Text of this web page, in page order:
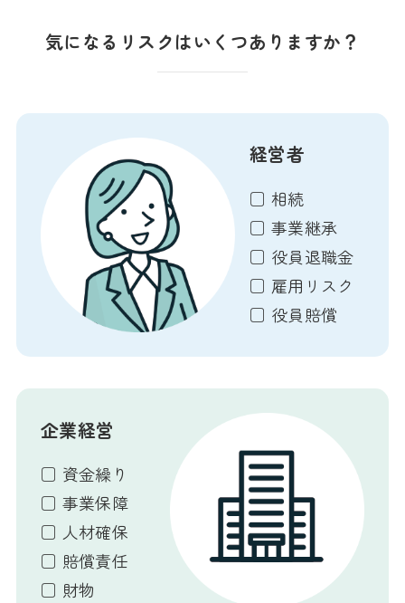
気になるリスクはいくつありますか？
経営者
□ 相続
□ 事業継承
□ 役員退職金
□ 雇用リスク
□ 役員賠償
企業経営
□ 資金繰り
□ 事業保障
□ 人材確保
□ 賠償責任
□ 財物